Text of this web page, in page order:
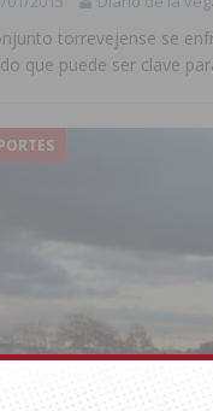
torrevejense se
que puede ser clave